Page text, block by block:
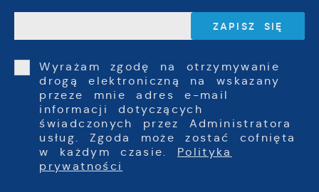
Wyrażam zgodę na otrzymywanie
drogą elektroniczną na wskazany
przeze mnie adres e-mail
informacji dotyczących
świadczonych przez Administratora
usług. Zgoda może zostać cofnięta
w każdym czasie. Polityka
prywatności